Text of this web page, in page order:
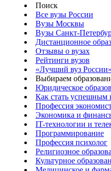
Поиск
Все вузы России
Вузы Москвы
Вузы Санкт-
Дистанционное
Отзывы о вузах
Рейтинги вузов
«Лучший вуз России»
Выбираем
Юридическое
Как стать успешным
Профессия
Экономика и
IT-технологии и
Программирование
Профессия психолог
Религиозное
Культурное